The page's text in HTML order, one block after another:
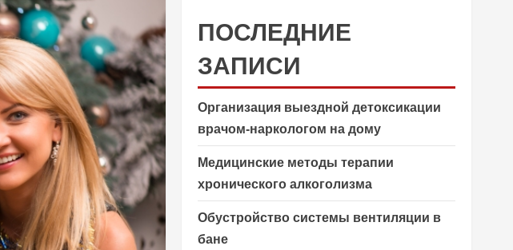
ПОСЛЕДНИЕ
ЗАПИСИ
Организация выездной детоксикации
врачом-наркологом на дому
Медицинские методы терапии
хронического алкоголизма
Обустройство системы вентиляции в
бане